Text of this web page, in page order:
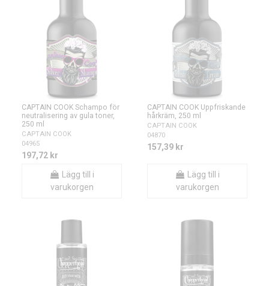
CAPTAIN COOK Schampo för
neutralisering av gula toner,
250 ml
CAPTAIN COOK
04965
197,72 kr
Lägg till i
varukorgen
CAPTAIN COOK Uppfriskande
hårkräm, 250 ml
CAPTAIN COOK
04870
157,39 kr
Lägg till i
varukorgen